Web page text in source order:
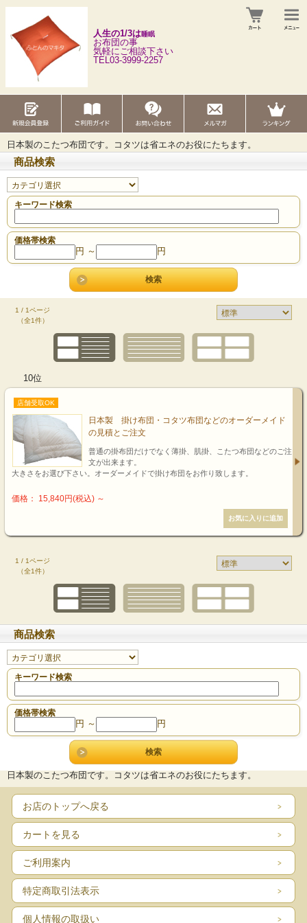
人生の1/3は睡眠
お布団の事
気軽にご相談下さい
TEL03-3999-2257
日本製のこたつ布団です。コタツは省エネのお役にたちます。
商品検索
キーワード検索
価格帯検索
円 ～ 円
1 / 1ページ
（全1件）
10位
店舗受取OK
日本製 掛け布団・コタツ布団などのオーダーメイド
の見積とご注文
普通の掛布団だけでなく薄掛、肌掛、こたつ布団などのご注
文が出来ます。
大きさをお選び下さい。オーダーメイドで掛け布団をお作り致します。
価格： 15,840円(税込) ～
1 / 1ページ
（全1件）
商品検索
キーワード検索
価格帯検索
円 ～ 円
日本製のこたつ布団です。コタツは省エネのお役にたちます。
お店のトップへ戻る
カートを見る
ご利用案内
特定商取引法表示
個人情報の取扱い